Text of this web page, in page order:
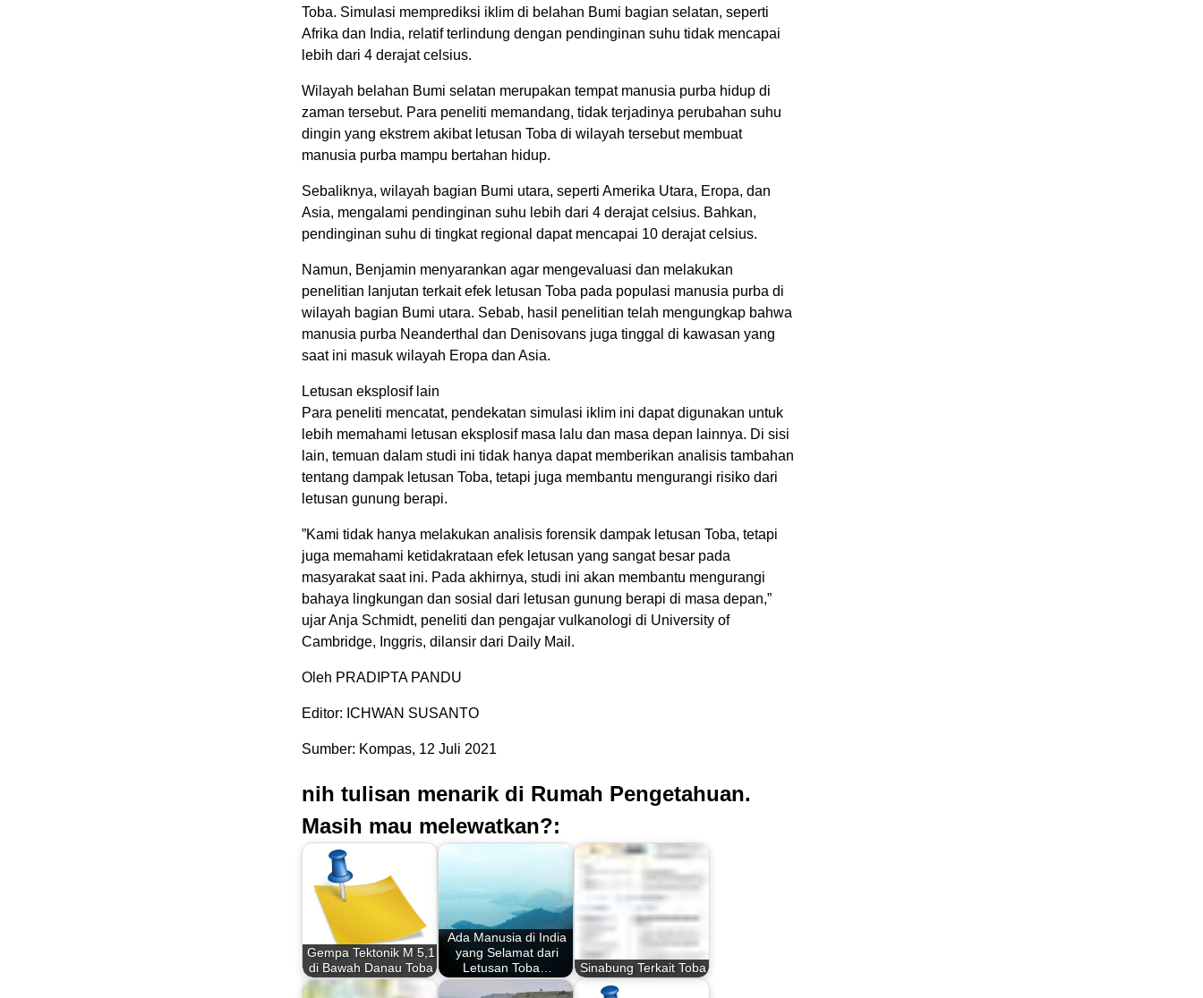
Toba. Simulasi memprediksi iklim di belahan Bumi bagian selatan, seperti
Afrika dan India, relatif terlindung dengan pendinginan suhu tidak mencapai
lebih dari 4 derajat celsius.
Wilayah belahan Bumi selatan merupakan tempat manusia purba hidup di
zaman tersebut. Para peneliti memandang, tidak terjadinya perubahan suhu
dingin yang ekstrem akibat letusan Toba di wilayah tersebut membuat
manusia purba mampu bertahan hidup.
Sebaliknya, wilayah bagian Bumi utara, seperti Amerika Utara, Eropa, dan
Asia, mengalami pendinginan suhu lebih dari 4 derajat celsius. Bahkan,
pendinginan suhu di tingkat regional dapat mencapai 10 derajat celsius.
Namun, Benjamin menyarankan agar mengevaluasi dan melakukan
penelitian lanjutan terkait efek letusan Toba pada populasi manusia purba di
wilayah bagian Bumi utara. Sebab, hasil penelitian telah mengungkap bahwa
manusia purba Neanderthal dan Denisovans juga tinggal di kawasan yang
saat ini masuk wilayah Eropa dan Asia.
Letusan eksplosif lain
Para peneliti mencatat, pendekatan simulasi iklim ini dapat digunakan untuk
lebih memahami letusan eksplosif masa lalu dan masa depan lainnya. Di sisi
lain, temuan dalam studi ini tidak hanya dapat memberikan analisis tambahan
tentang dampak letusan Toba, tetapi juga membantu mengurangi risiko dari
letusan gunung berapi.
”Kami tidak hanya melakukan analisis forensik dampak letusan Toba, tetapi
juga memahami ketidakrataan efek letusan yang sangat besar pada
masyarakat saat ini. Pada akhirnya, studi ini akan membantu mengurangi
bahaya lingkungan dan sosial dari letusan gunung berapi di masa depan,”
ujar Anja Schmidt, peneliti dan pengajar vulkanologi di University of
Cambridge, Inggris, dilansir dari Daily Mail.
Oleh PRADIPTA PANDU
Editor: ICHWAN SUSANTO
Sumber: Kompas, 12 Juli 2021
nih tulisan menarik di Rumah Pengetahuan.
Masih mau melewatkan?:
Gempa Tektonik M 5,1
di Bawah Danau Toba
Ada Manusia di India
yang Selamat dari
Letusan Toba…
Sinabung Terkait Toba